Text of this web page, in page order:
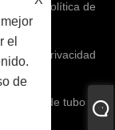
el
de
política de
privacidad
- Triodo de tubo de